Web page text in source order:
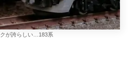
が誇らしい…183系